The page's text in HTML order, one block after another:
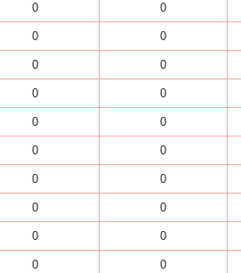
0 0
0 0
0 0
0 0
0 0
0 0
0 0
0 0
0 0
0 0